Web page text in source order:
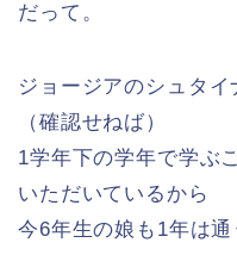
だって。
ジョージアのシュタ
（確認せねば）
1学年下の学年で学ぶ
いただいているから
今6年生の娘も1年は通